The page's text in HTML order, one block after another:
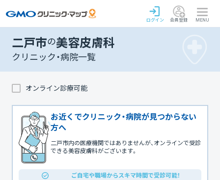
ログイン 会員登録 MENU
二戸市の美容皮膚科
クリニック・病院一覧
オンライン診療可能
お近くでクリニック・病院が見つからない
方へ
二戸市内の医療機関ではありませんが、オンラインで受診
できる美容皮膚科がございます。
ご自宅や職場からスキマ時間で受診可能！